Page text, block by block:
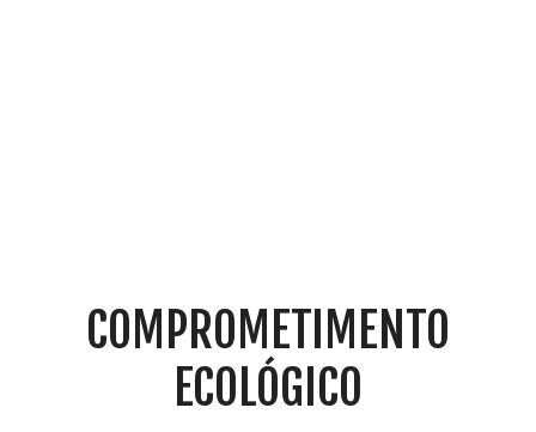
COMPROMETIMENTO
ECOLÓGICO